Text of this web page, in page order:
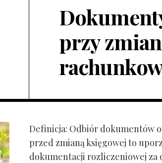
przy
Definicja: Odbiór dokumentów
przed zmianą księgowej to
dokumentacji rozliczeniowej za